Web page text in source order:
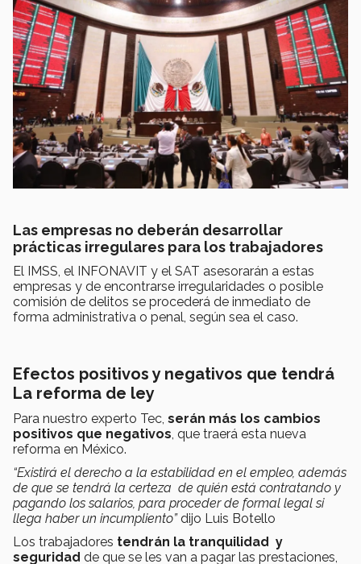
Las empresas no deberán desarrollar
prácticas irregulares para los trabajadores
El IMSS, el INFONAVIT y el SAT asesorarán a estas
empresas y de encontrarse irregularidades o posible
comisión de delitos se procederá de inmediato de
forma administrativa o penal, según sea el caso.
Efectos positivos y negativos que tendrá
La reforma de ley
Para nuestro experto Tec, serán más los cambios
positivos que negativos, que traerá esta nueva
reforma en México.
“Existirá el derecho a la estabilidad en el empleo, además
de que se tendrá la certeza de quién está contratando y
pagando los salarios, para proceder de formal legal si
llega haber un incumpliento”dijo Luis Botello
Los trabajadores tendrán la tranquilidad y
seguridad de que se les van a pagar las prestaciones,